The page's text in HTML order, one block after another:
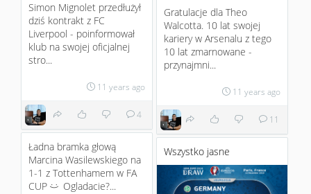
Gratulacje dla Theo
Walcotta. 10 lat swojej
kariery w Arsenalu z tego
10 lat zmarnowane -
przynajmni...
11 years ago
11
Simon Mignolet przedłużył
dziś kontrakt z FC
Liverpool - poinformował
klub na swojej oficjalnej
stro...
11 years ago
4
Ładna bramka głową
Marcina Wasilewskiego na
1-1 z Tottenhamem w FA
CUP :) Ogladacie?...
Wszystko jasne